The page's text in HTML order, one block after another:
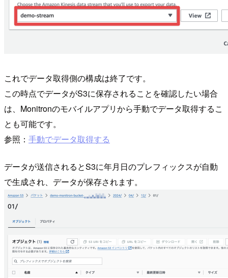
これでデータ取得側の構成は終了です。
この時点でデータがS3に保存されることを確認したい場合
は、Monitronのモバイルアプリから手動でデータ取得するこ
とも可能です。
参照： 手動でデータ取得する
データが送信されるとS3に年月日のプレフィックスが自動
で生成され、データが保存されます。